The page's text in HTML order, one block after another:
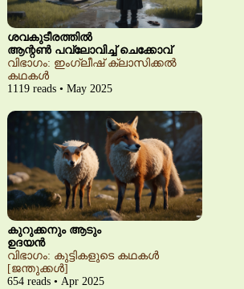
ശവകുടീരത്തിൽ
ആന്റൺ പവ്‌ലോവിച്ച് ചെക്കോവ്
വിഭാഗം: ഇംഗ്ലീഷ് ക്ലാസിക്കൽ
കഥകൾ
1119 reads • May 2025
കുറുക്കനും ആടും
ഉദയൻ
വിഭാഗം: കുട്ടികളുടെ കഥകൾ
[ജന്തുക്കൾ]
654 reads • Apr 2025